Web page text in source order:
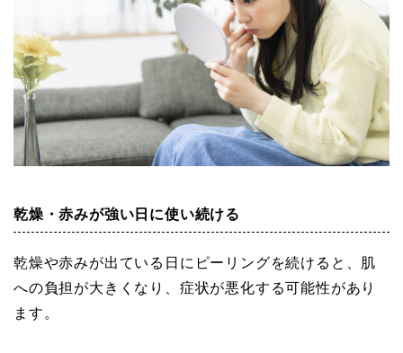
乾燥・赤みが強い日に使い続ける
乾燥や赤みが出ている日にピーリングを続けると、肌
への負担が大きくなり、症状が悪化する可能性があり
ます。